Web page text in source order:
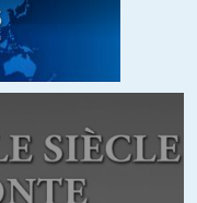
toute construction
a confisqué non
définie par le traité de